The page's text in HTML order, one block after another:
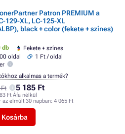
Patron PREMIUM a
129-XL, LC-125-XL
black + color (fekete + színes)
db
Fekete + színes
oldal
1 Ft / oldal
5 185 Ft
Ft Áfa nélkül
az elmúlt 30 napban: 4 065 Ft
Kosárba
alkalmas a termék?